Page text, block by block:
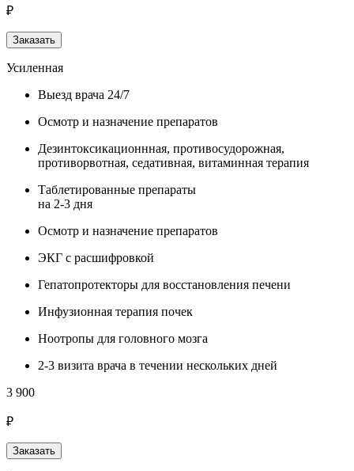
₽
Заказать
Усиленная
Выезд врача 24/7
Осмотр и назначение препаратов
Дезинтоксикационнная, противосудорожная,
противорвотная, седативная, витаминная терапия
Таблетированные препараты
на 2-3 дня
Осмотр и назначение препаратов
ЭКГ с расшифровкой
Гепатопротекторы для восстановления печени
Инфузионная терапия почек
Ноотропы для головного мозга
2-3 визита врача в течении нескольких дней
3 900
₽
Заказать